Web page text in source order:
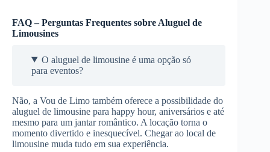
FAQ – Perguntas Frequentes sobre Aluguel de
Limousines
O aluguel de limousine é uma opção só
para eventos?
Não, a Vou de Limo também oferece a possibilidade do
aluguel de limousine para happy hour, aniversários e até
mesmo para um jantar romântico. A locação torna o
momento divertido e inesquecível. Chegar ao local de
limousine muda tudo em sua experiência.